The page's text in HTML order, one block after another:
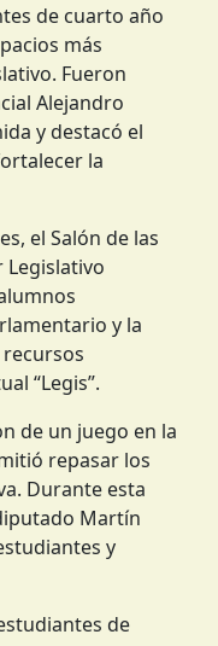
de cuarto año
más
Fueron
Alejandro
y destacó el
la
el Salón de las
Legislativo
y la
“Legis”.
de un juego en la
repasar los
Durante esta
Martín
y
de